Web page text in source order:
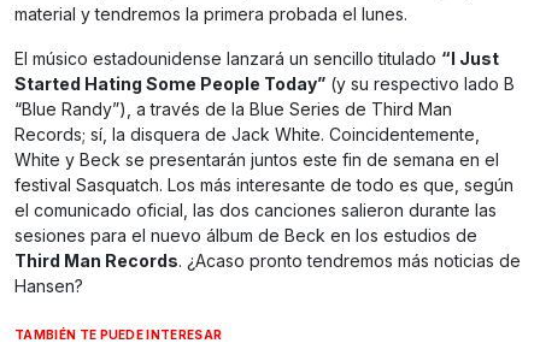
material y tendremos la primera probada el lunes.
El músico estadounidense lanzará un sencillo titulado “I Just
Started Hating Some People Today” (y su respectivo lado B
“Blue Randy”), a través de la Blue Series de Third Man
Records; sí, la disquera de Jack White. Coincidentemente,
White y Beck se presentarán juntos este fin de semana en el
festival Sasquatch. Los más interesante de todo es que, según
el comunicado oficial, las dos canciones salieron durante las
sesiones para el nuevo álbum de Beck en los estudios de
Third Man Records. ¿Acaso pronto tendremos más noticias de
Hansen?
TAMBIÉN TE PUEDE INTERESAR